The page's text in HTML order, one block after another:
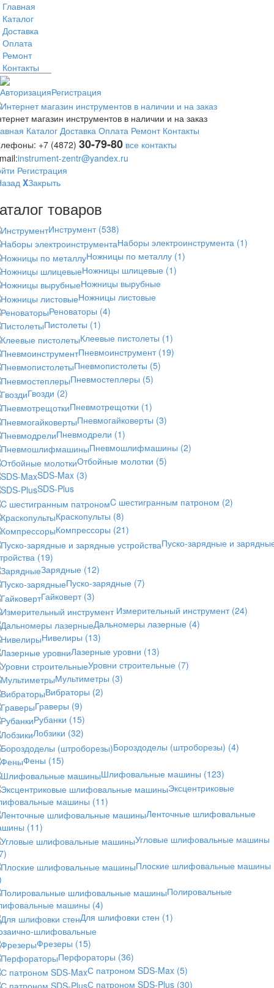
Главная
Каталог
Доставка
Оплата
Ремонт
Контакты
АвторизацияРегистрация
магазин инструментов в наличии и на заказ
Каталог Доставка Оплата Ремонт Контакты
+7 (4872) 30-79-80 все контакты
instrument-zentr@yandex.ru
Регистрация
XЗакрыть
товаров
Инструмент (538)
Наборы электроинструмента (1)
Ножницы по металлу (1)
Ножницы шлицевые (1)
Ножницы вырубные
Ножницы листовые
Реноваторы (4)
Пистолеты (1)
Клеевые пистолеты (1)
Пневмоинструмент (19)
Пневмопистолеты (5)
Пневмостеплеры (5)
Гвозди (2)
Пневмотрещотки (1)
Пневмогайковерты (3)
Пневмодрели (1)
Пневмошлифмашины (2)
Отбойные молотки (5)
SDS-Max (3)
SDS-Plus
C шестигранным патроном (2)
Краскопульты (8)
Компрессоры (21)
Пуско-зарядные и
(19)
Зарядные (12)
Пуско-зарядные (7)
Гайковерт (3)
Измерительный инструмент (24)
Дальномеры лазерные (4)
Нивелиры (13)
Лазерные уровни (13)
Уровни строительные (7)
Мультиметры (3)
Вибраторы (2)
Граверы (9)
Рубанки (15)
Лобзики (32)
Бороздоделы (штроборезы) (4)
Фены (15)
Шлифовальные машины (123)
Эксцентриковые
машины (11)
Ленточные шлифовальные
(11)
Угловые шлифовальные машины
Плоские шлифовальные машины
Полировальные
машины (4)
Для шлифовки стен (1)
шлифовальные
Фрезеры (15)
Перфораторы (36)
С патроном SDS-Max (5)
С патроном SDS-Plus (30)